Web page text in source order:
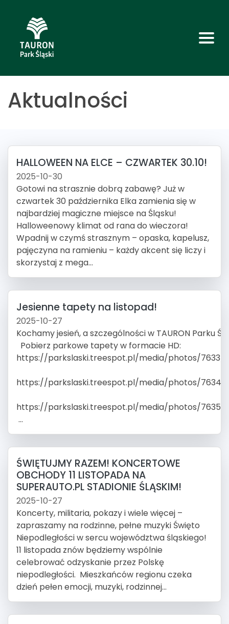
Aktualności
HALLOWEEN NA ELCE – CZWARTEK 30.10!
2025-10-30
Gotowi na strasznie dobrą zabawę? Już w
czwartek 30 października Elka zamienia się w
najbardziej magiczne miejsce na Śląsku!
Halloweenowy klimat od rana do wieczora!
Wpadnij w czymś strasznym – opaska, kapelusz,
pajęczyna na ramieniu – każdy akcent się liczy i
skorzystaj z mega...
Jesienne tapety na listopad!
2025-10-27
Kochamy jesień, a szczególności w TAURON Parku
Pobierz parkowe tapety w formacie HD:
https://parkslaski.treespot.pl/media/photos/7633/
https://parkslaski.treespot.pl/media/photos/7634/
https://parkslaski.treespot.pl/media/photos/7635/
...
ŚWIĘTUJMY RAZEM! KONCERTOWE
OBCHODY 11 LISTOPADA NA
SUPERAUTO.PL STADIONIE ŚLĄSKIM!
2025-10-27
Koncerty, militaria, pokazy i wiele więcej –
zapraszamy na rodzinne, pełne muzyki Święto
Niepodległości w sercu województwa śląskiego!
11 listopada znów będziemy wspólnie
celebrować odzyskanie przez Polskę
niepodległości. Mieszkańców regionu czeka
dzień pełen emocji, muzyki, rodzinnej...